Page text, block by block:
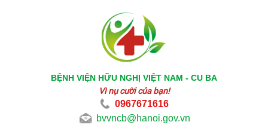
BỆNH VIỆN HỮU NGHỊ VIỆT NAM - CU BA
Vì nụ cười của bạn!
0967671616
bvvncb@hanoi.gov.vn